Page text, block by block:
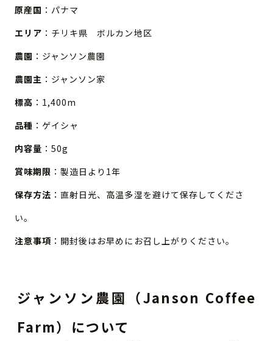
原産国 ：パナマ
エリア ：チリキ県 ボルカン地区
農園 ：ジャンソン農園
農園主 ：ジャンソン家
標高 ：1,400m
品種 ：ゲイシャ
内容量 ：50g
賞味期限 ：製造日より1年
保存方法 ：直射日光、高温多湿を避けて保存してくださ
い。
注意事項 ：開封後はお早めにお召し上がりください。
ジャンソン農園（Janson Coffee
Farm）について